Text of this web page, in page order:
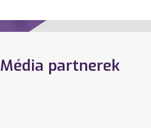
Média partnerek